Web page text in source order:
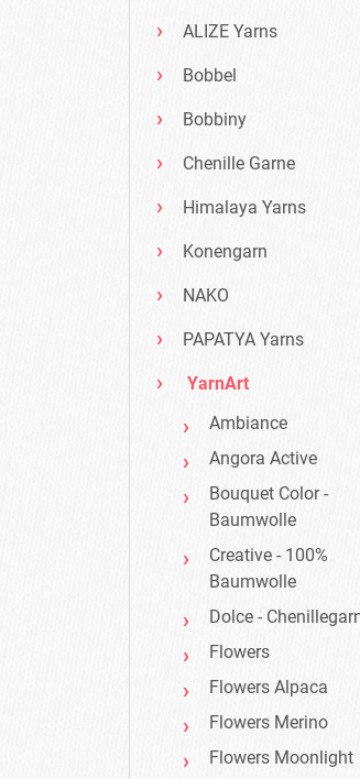
ALIZE Yarns
Bobbel
Bobbiny
Chenille Garne
Himalaya Yarns
Konengarn
NAKO
PAPATYA Yarns
YarnArt
Ambiance
Angora Active
Bouquet Color -
Baumwolle
Creative - 100%
Baumwolle
Dolce -
Flowers
Flowers Alpaca
Flowers Merino
Flowers Moonlight